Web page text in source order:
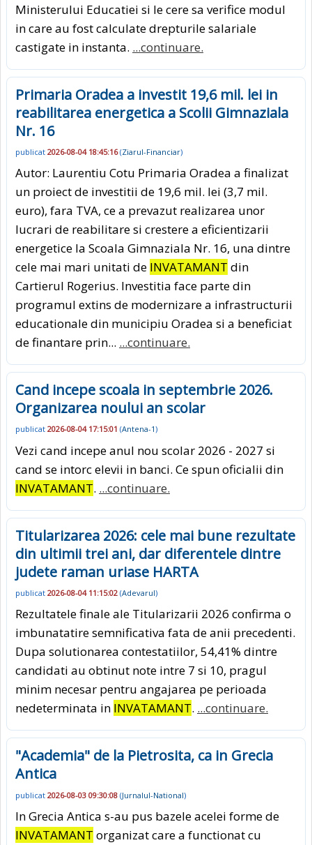
Ministerului Educatiei si le cere sa verifice modul
in care au fost calculate drepturile salariale
castigate in instanta. ...continuare.
Primaria Oradea a investit 19,6 mil. lei in
reabilitarea energetica a Scolii Gimnaziala
Nr. 16
publicat 2026-08-04 18:45:16(Ziarul-Financiar)
Autor: Laurentiu Cotu Primaria Oradea a finalizat
un proiect de investitii de 19,6 mil. lei (3,7 mil.
euro), fara TVA, ce a prevazut realizarea unor
lucrari de reabilitare si crestere a eficientizarii
energetice la Scoala Gimnaziala Nr. 16, una dintre
cele mai mari unitati de INVATAMANT din
Cartierul Rogerius. Investitia face parte din
programul extins de modernizare a infrastructurii
educationale din municipiu Oradea si a beneficiat
de finantare prin... ...continuare.
Cand incepe scoala in septembrie 2026.
Organizarea noului an scolar
publicat 2026-08-04 17:15:01 (Antena-1)
Vezi cand incepe anul nou scolar 2026 - 2027 si
cand se intorc elevii in banci. Ce spun oficialii din
INVATAMANT. ...continuare.
Titularizarea 2026: cele mai bune rezultate
din ultimii trei ani, dar diferentele dintre
judete raman uriase HARTA
publicat 2026-08-04 11:15:02 (Adevarul)
Rezultatele finale ale Titularizarii 2026 confirma o
imbunatatire semnificativa fata de anii precedenti.
Dupa solutionarea contestatiilor, 54,41% dintre
candidati au obtinut note intre 7 si 10, pragul
minim necesar pentru angajarea pe perioada
nedeterminata in INVATAMANT. ...continuare.
"Academia" de la Pietrosita, ca in Grecia
Antica
publicat 2026-08-03 09:30:08 (Jurnalul-National)
In Grecia Antica s-au pus bazele acelei forme de
INVATAMANT organizat care a functionat cu